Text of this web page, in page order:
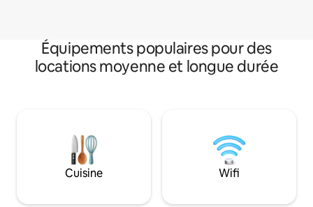
Équipements populaires pour des
locations moyenne et longue durée
Cuisine Wifi